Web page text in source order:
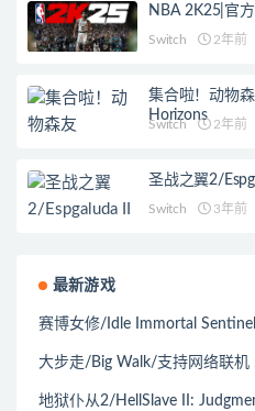
NBA 2K25|官
Switch 2年前
集合啦！动物
Horizons
Switch 2年前
圣战之翼2/
Switch 3年前
最新游戏
赛博女修/Idle Immortal Sentinel
大步走/Big Walk/支持网络联机
地狱仆从2/HellSlave II: